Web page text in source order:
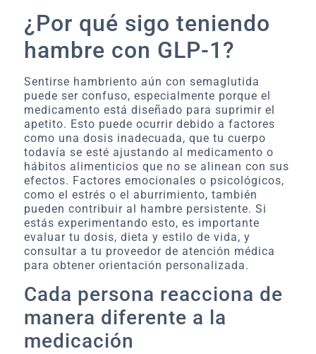
¿Por qué sigo teniendo
hambre con GLP-1?
Sentirse hambriento aún con semaglutida
puede ser confuso, especialmente porque el
medicamento está diseñado para suprimir el
apetito. Esto puede ocurrir debido a factores
como una dosis inadecuada, que tu cuerpo
todavía se esté ajustando al medicamento o
hábitos alimenticios que no se alinean con sus
efectos. Factores emocionales o psicológicos,
como el estrés o el aburrimiento, también
pueden contribuir al hambre persistente. Si
estás experimentando esto, es importante
evaluar tu dosis, dieta y estilo de vida, y
consultar a tu proveedor de atención médica
para obtener orientación personalizada.
Cada persona reacciona de
manera diferente a la
medicación